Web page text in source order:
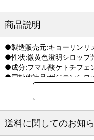
商品説明
●製造販売元:キョーリンリ
●性状:微黄色澄明シロップ
●成分:フマル酸ケトチフェ
●同効他社品:ザジテンシロ
送料に関してのお知